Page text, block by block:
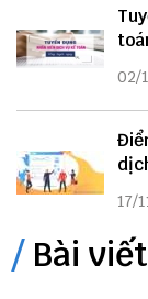
02/
17/
Bài